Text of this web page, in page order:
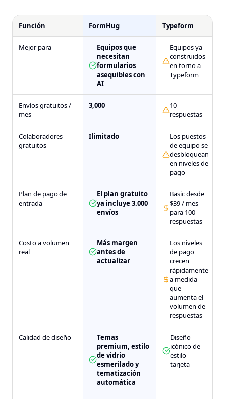
Función FormHug Typeform
Mejor para
Equipos que
necesitan
formularios
asequibles con
AI
Equipos ya
construidos
en torno a
Typeform
Envíos gratuitos /
mes
3,000
10
respuestas
Colaboradores
gratuitos
Ilimitado
Los puestos
de equipo se
desbloquean
en niveles de
pago
Plan de pago de
entrada
El plan gratuito
ya incluye 3.000
envíos
Basic desde
$39 / mes
para 100
respuestas
Costo a volumen
real
Más margen
antes de
actualizar
Los niveles
de pago
crecen
rápidamente
a medida
que
aumenta el
volumen de
respuestas
Calidad de diseño
Temas
premium, estilo
de vidrio
esmerilado y
tematización
automática
Diseño
icónico de
estilo
tarjeta